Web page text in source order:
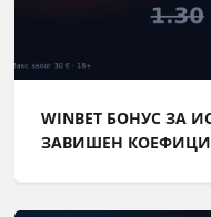
WINBET БОНУС ЗА
ЗАВИШЕН